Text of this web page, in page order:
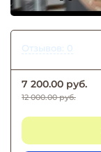
Отзывов: 0
7 200.00 руб.
12 000.00 руб.